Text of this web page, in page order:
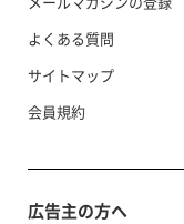
よくある質問
サイトマップ
会員規約
広告主の方へ